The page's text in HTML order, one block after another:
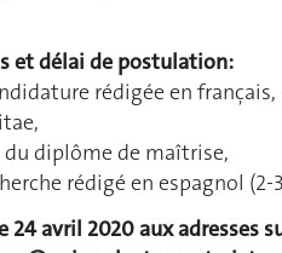
et délai de postulation:
rédigée en français,
diplôme de maîtrise,
rédigé en espagnol
24 avril 2020 aux adresses